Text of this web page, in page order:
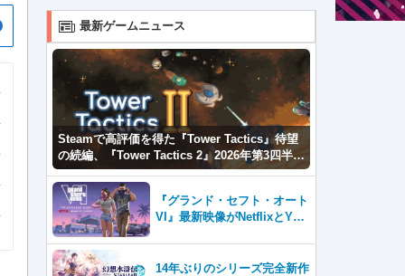
最新ゲームニュース
Steamで高評価を得た『Tower Tactics』待望
の続編、『Tower Tactics 2』2026年第3四半期
に早期アクセス開始
『グランド・セフト・オート
VI』最新映像がNetflixとYou
14年ぶりのシリーズ完全新作